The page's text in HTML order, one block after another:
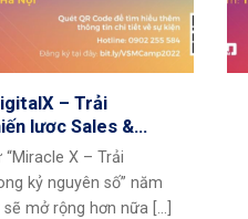
– Trải
lược Sales &
X – Trải
kỷ nguyên số” năm
mở rộng hơn nữa [...]